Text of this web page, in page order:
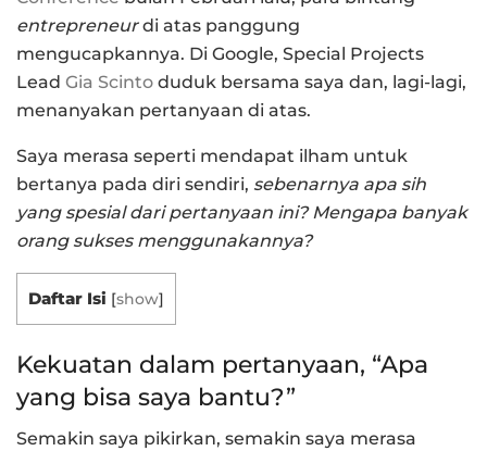
entrepreneurdi atas panggung
mengucapkannya. Di Google, Special Projects
Lead Gia Scinto duduk bersama saya dan, lagi-lagi,
menanyakan pertanyaan di atas.
Saya merasa seperti mendapat ilham untuk
bertanya pada diri sendiri, sebenarnya apa sih
yang spesial dari pertanyaan ini? Mengapa banyak
orang sukses menggunakannya?
Daftar Isi [show]
Kekuatan dalam pertanyaan, “Apa
yang bisa saya bantu?”
Semakin saya pikirkan, semakin saya merasa